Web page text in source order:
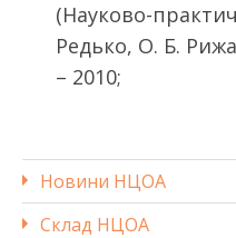
(Науково-
Редько, О. Б.
– 2010;
Новини НЦОА
Склад НЦОА